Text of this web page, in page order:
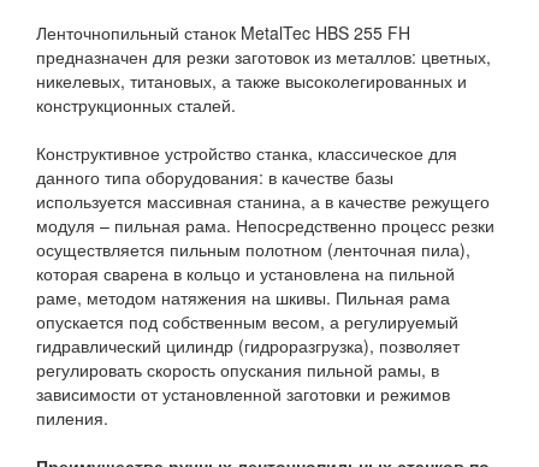
Ленточнопильный станок MetalTec HBS 255 FH
предназначен для резки заготовок из металлов: цветных,
никелевых, титановых, а также высоколегированных и
конструкционных сталей.
Конструктивное устройство станка, классическое для
данного типа оборудования: в качестве базы
используется массивная станина, а в качестве режущего
модуля – пильная рама. Непосредственно процесс резки
осуществляется пильным полотном (ленточная пила),
которая сварена в кольцо и установлена на пильной
раме, методом натяжения на шкивы. Пильная рама
опускается под собственным весом, а регулируемый
гидравлический цилиндр (гидроразгрузка), позволяет
регулировать скорость опускания пильной рамы, в
зависимости от установленной заготовки и режимов
пиления.